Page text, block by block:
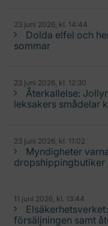
23 juni 2026, kl. 14:44
Dolda elfel och
sommar
23 juni 2026, kl. 12:30
Återkallelse:
leksakers smådelar
23 juni 2026, kl. 11:02
Myndigheter
dropshippingbutiker
11 juni 2026, kl. 13:44
försäljningen samt